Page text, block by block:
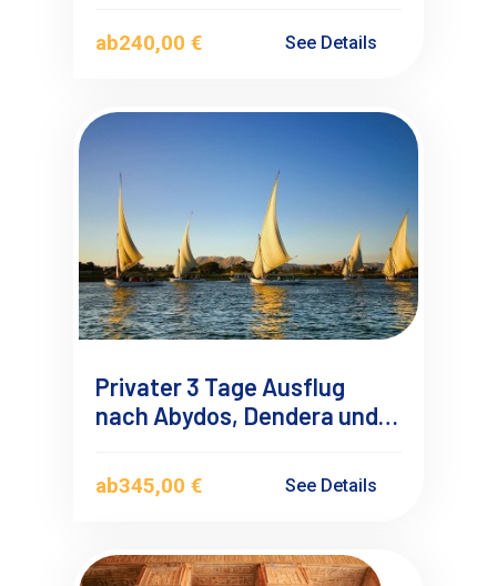
ab240,00 € See Details
Privater 3 Tage Ausflug
nach Abydos, Dendera und
ab345,00 € See Details